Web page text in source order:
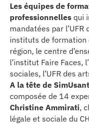
Les équipes de
professionnelles qui
mandatées par
instituts de formation
région, le centre
l’institut Faire Faces,
sociales, l’UFR des
A la tête de
composée de 14
Christine Ammirati,
légale et sociale du